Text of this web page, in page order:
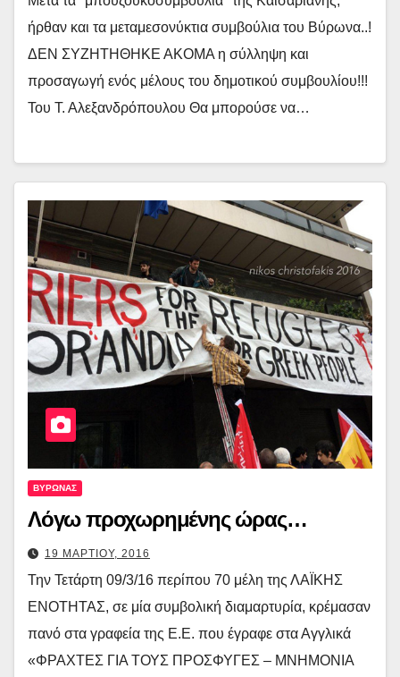
ήρθαν και τα μεταμεσονύκτια συμβούλια του Βύρωνα..!
ΔΕΝ ΣΥΖΗΤΗΘΗΚΕ ΑΚΟΜΑ η σύλληψη και
προσαγωγή ενός μέλους του δημοτικού συμβουλίου!!!
Του Τ. Αλεξανδρόπουλου Θα μπορούσε να…
ΒΥΡΩΝΑΣ
Λόγω προχωρημένης ώρας…
19 ΜΑΡΤΙΟΥ, 2016
Την Τετάρτη 09/3/16 περίπου 70 μέλη της ΛΑΪΚΗΣ
ΕΝΟΤΗΤΑΣ, σε μία συμβολική διαμαρτυρία, κρέμασαν
πανό στα γραφεία της Ε.Ε. που έγραφε στα Αγγλικά
«ΦΡΑΧΤΕΣ ΓΙΑ ΤΟΥΣ ΠΡΟΣΦΥΓΕΣ – ΜΝΗΜΟΝΙΑ